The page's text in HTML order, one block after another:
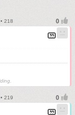
218
219